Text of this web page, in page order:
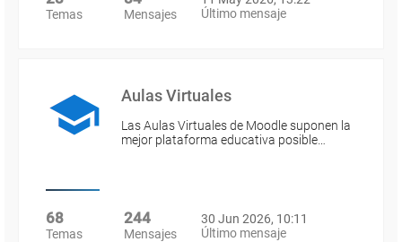
Temas Mensajes
Último mensaje
Aulas Virtuales
Las Aulas Virtuales de Moodle suponen la
mejor plataforma educativa posible…
68
Temas
244
Mensajes
30 Jun 2026, 10:11
Último mensaje